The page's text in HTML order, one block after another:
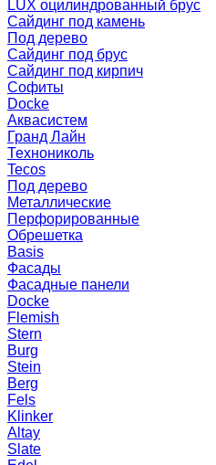
LUX оцилиндрованный брус
Сайдинг под камень
Под дерево
Сайдинг под брус
Сайдинг под кирпич
Софиты
Docke
Аквасистем
Гранд Лайн
Технониколь
Tecos
Под дерево
Металлические
Перфорированные
Обрешетка
Basis
Фасады
Фасадные панели
Docke
Flemish
Stern
Burg
Stein
Berg
Fels
Klinker
Altay
Slate